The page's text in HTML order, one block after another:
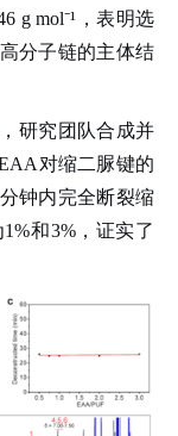
g mol⁻¹，表明选
分子链的主体结
研究团队合成并
对缩二脲键的
钟内完全断裂缩
和3%，证实了